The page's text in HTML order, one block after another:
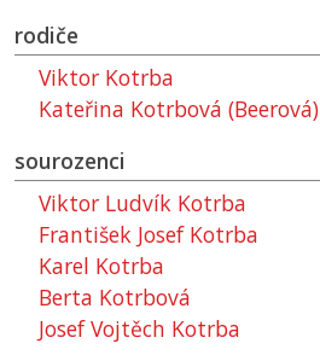
rodiče
Viktor Kotrba
Kateřina Kotrbová (Beerová)
sourozenci
Viktor Ludvík Kotrba
František Josef Kotrba
Karel Kotrba
Berta Kotrbová
Josef Vojtěch Kotrba